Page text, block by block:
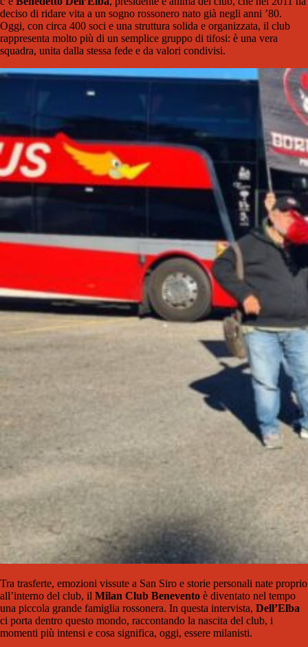
deciso di ridare vita a un sogno rossonero nato già negli anni ’80.
Oggi, con circa 400 soci e una struttura solida e organizzata, il club
rappresenta molto più di un semplice gruppo di tifosi: è una vera
squadra, unita dalla stessa fede e da valori condivisi.
Tra trasferte, emozioni vissute a San Siro e storie personali nate proprio
all’interno del club, il Milan Club Benevento è diventato nel tempo
una piccola grande famiglia rossonera. In questa intervista, Dell’Elba
ci porta dentro questo mondo, raccontando la nascita del club, i
momenti più intensi e cosa significa, oggi, essere milanisti.